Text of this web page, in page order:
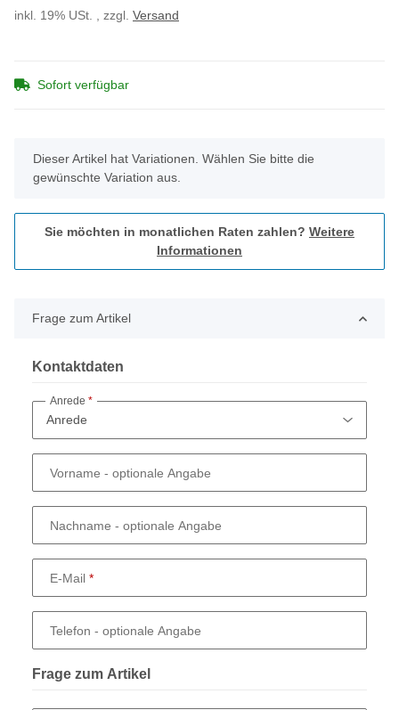
inkl. 19% USt. , zzgl. Versand
Sofort verfügbar
x
Dieser Artikel hat Variationen. Wählen Sie bitte die
gewünschte Variation aus.
Sie möchten in monatlichen Raten zahlen? Weitere
Informationen
Frage zum Artikel
Kontaktdaten
Anrede
Vorname - optionale Angabe
Nachname - optionale Angabe
E-Mail
Telefon - optionale Angabe
Frage zum Artikel